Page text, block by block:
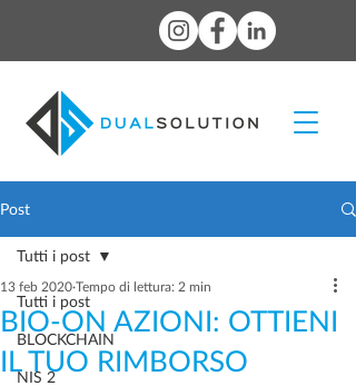
Post
Tutti i post
BLOCKCHAIN
NIS 2
Tutti i post
BIO-ON AZIONI: OTTIENI
IL TUO RIMBORSO
13 feb 2020 Tempo di lettura: 2 min